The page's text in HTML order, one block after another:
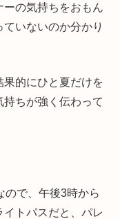
ーの気持ちをおもん
いないのか分かり
果的にひと夏だけを
ちが強く伝わって
ので、午後3時から
トパスだと、パレ